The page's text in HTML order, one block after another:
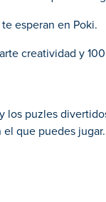
esperan en Poki.
creatividad y
los puzles
el que puedes